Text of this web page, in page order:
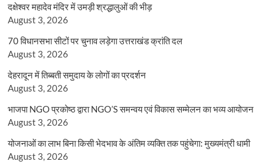
दक्षेश्वर महादेव मंदिर में उमड़ी श्रद्धालुओं की भीड़
August 3, 2026
70 विधानसभा सीटों पर चुनाव लड़ेगा उत्तराखंड क्रांति दल
August 3, 2026
देहरादून में तिब्बती समुदाय के लोगों का प्रदर्शन
August 3, 2026
भाजपा NGO प्रकोष्ठ द्वारा NGO’S समन्वय एवं विकास सम्मेलन का भव्य आयोजन
August 3, 2026
योजनाओं का लाभ बिना किसी भेदभाव के अंतिम व्यक्ति तक पहुंचेगा: मुख्यमंत्री धामी
August 3, 2026